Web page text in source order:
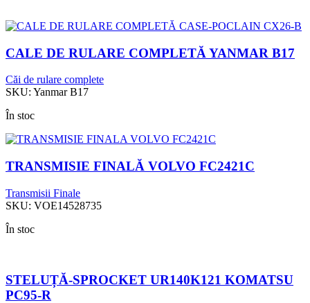
CALE DE RULARE COMPLETĂ YANMAR B17
Căi de rulare complete
SKU: Yanmar B17
În stoc
TRANSMISIE FINALĂ VOLVO FC2421C
Transmisii Finale
SKU: VOE14528735
În stoc
STELUȚĂ-SPROCKET UR140K121 KOMATSU
PC95-R